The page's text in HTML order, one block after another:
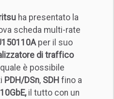
ha presentato la
scheda multi-rate
per il suo
di traffico
è possibile
PDH/DSn, SDH fino a
10GbE, il tutto con un